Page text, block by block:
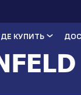
КУПИТЬ